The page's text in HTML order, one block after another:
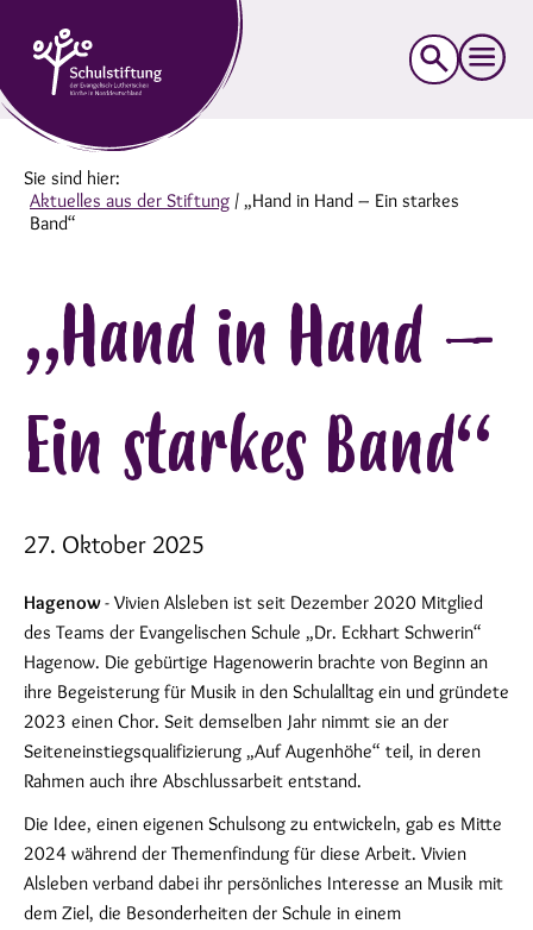
Suche
nach:
Sie sind hier:
Aktuelles aus der Stiftung / „Hand in Hand – Ein starkes
Band“
„Hand in Hand –
Ein starkes Band“
27. Oktober 2025
Hagenow- Vivien Alsleben ist seit Dezember 2020 Mitglied
des Teams der Evangelischen Schule „Dr. Eckhart Schwerin“
Hagenow. Die gebürtige Hagenowerin brachte von Beginn an
ihre Begeisterung für Musik in den Schulalltag ein und gründete
2023 einen Chor. Seit demselben Jahr nimmt sie an der
Seiteneinstiegsqualifizierung „Auf Augenhöhe“ teil, in deren
Rahmen auch ihre Abschlussarbeit entstand.
Die Idee, einen eigenen Schulsong zu entwickeln, gab es Mitte
2024 während der Themenfindung für diese Arbeit. Vivien
Alsleben verband dabei ihr persönliches Interesse an Musik mit
dem Ziel, die Besonderheiten der Schule in einem